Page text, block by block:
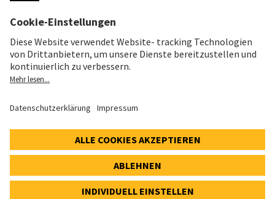
SWX: Implenia AG
62,30 CHF
0,00 CHF (0,00%)
© 2026 Implenia AG